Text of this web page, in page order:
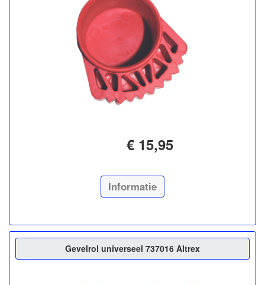
€ 15,95
Informatie
Gevelrol universeel 737016 Altrex